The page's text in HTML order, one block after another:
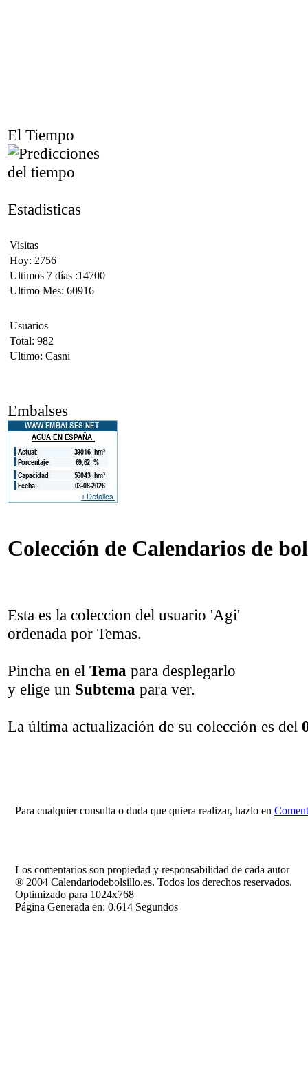
El Tiempo
Estadisticas
Visitas
Hoy: 2756
Ultimos 7 días :14700
Ultimo Mes: 60916
Usuarios
Total: 982
Ultimo: Casni
Embalses
Colección de Calendarios de
Esta es la coleccion del usuario 'Agi'
ordenada por Temas.
Pincha en el Tema para desplegarlo
y elige un Subtema para ver.
La última actualización de su colección es del
Para cualquier consulta o duda que quiera realizar, hazlo en
Los comentarios son propiedad y responsabilidad de cada autor
® 2004 Calendariodebolsillo.es. Todos los derechos reservados.
Optimizado para 1024x768
Página Generada en: 0.614 Segundos